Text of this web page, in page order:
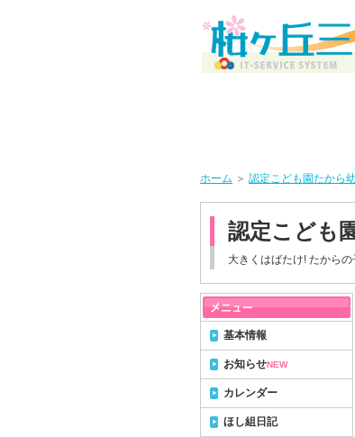
ホーム ＞ 認定こども園たから
認定こども
大きくはばたけ! たからの
基本情報
お知らせNEW
カレンダー
ほし組日記